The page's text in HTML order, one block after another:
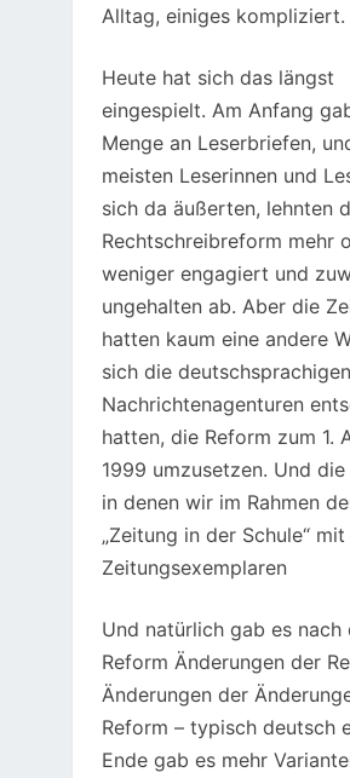
Alltag, einiges kompliziert.
Heute hat sich das längst
eingespielt. Am Anfang
Menge an Leserbriefen,
meisten Leserinnen und
sich da äußerten, lehnten
Rechtschreibreform mehr
weniger engagiert und
ungehalten ab. Aber die
hatten kaum eine andere
sich die deutschsprachigen
Nachrichtenagenturen
hatten, die Reform zum 1.
1999 umzusetzen. Und die
in denen wir im Rahmen
„Zeitung in der Schule“ mit
Zeitungsexemplaren
Und natürlich gab es nach
Reform Änderungen der
Änderungen der
Reform – typisch deutsch
Ende gab es mehr